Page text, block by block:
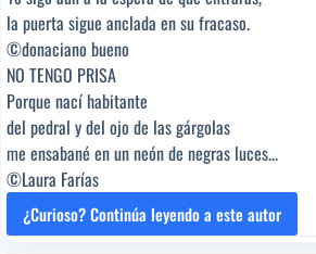
la puerta sigue anclada en su fracaso.
©donaciano bueno
NO TENGO PRISA
Porque nací habitante
del pedral y del ojo de las gárgolas
me ensabané en un neón de negras luces...
©Laura Farías
¿Curioso? Continúa leyendo a este autor
LA